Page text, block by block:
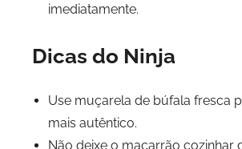
imediatamente.
Dicas do Ninja
Use muçarela de búfala fresca
mais autêntico.
Não deixe o macarrão cozinhar